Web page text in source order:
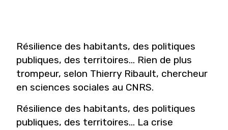
Résilience des habitants, des politiques
publiques, des territoires… Rien de plus
trompeur, selon Thierry Ribault, chercheur
en sciences sociales au CNRS.
Résilience des habitants, des politiques
publiques, des territoires… La crise